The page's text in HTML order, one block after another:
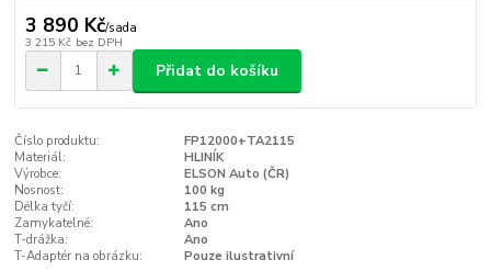
3 890 Kč/sada
3 215 Kč bez DPH
Přidat do košíku
Číslo produktu:
FP12000+TA2115
Materiál:
HLINÍK
Výrobce:
ELSON Auto (ČR)
Nosnost:
100 kg
Délka tyčí:
115 cm
Zamykatelné:
Ano
T-drážka:
Ano
T-Adaptér na obrázku:
Pouze ilustrativní